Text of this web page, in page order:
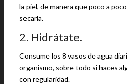
la piel, de manera que poco a
secarla.
2. Hidrátate.
Consume los 8 vasos de agua
organismo, sobre todo si haces
con regularidad.